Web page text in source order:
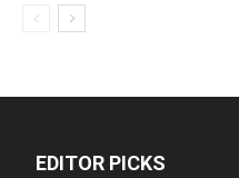
EDITOR PICKS